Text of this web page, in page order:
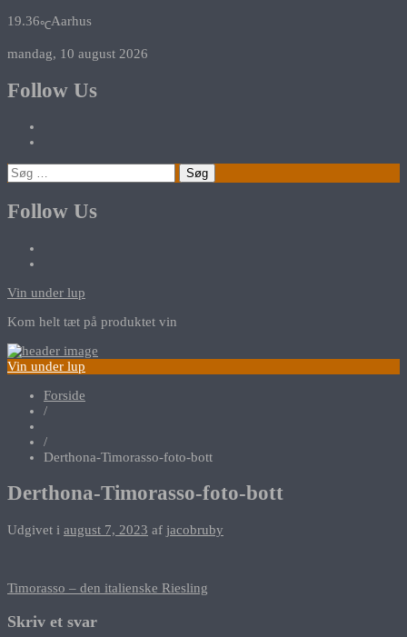
19.36℃Aarhus
mandag, 10 august 2026
Follow Us
Søg
efter:
Follow Us
Vin under lup
Kom helt tæt på produktet vin
Vin under lup
Forside
/
/
Derthona-Timorasso-foto-bott
Derthona-Timorasso-foto-bott
Udgivet i august 7, 2023 af jacobruby
Indlægsnavigation
Timorasso – den italienske Riesling
Skriv et svar